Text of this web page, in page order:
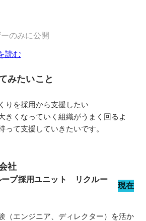
のみに公開
読む
みたいこと
りを採用から支援したい
きくなっていく組織がうまく回るよ
って支援していきたいです。
社
プ採用ユニット　リクルー
現在
（エンジニア、ディレクター）を活か